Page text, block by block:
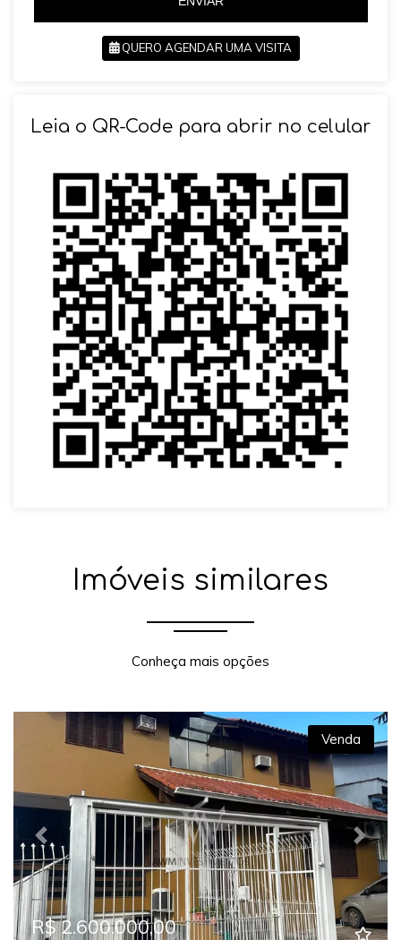
QUERO AGENDAR UMA VISITA
Leia o QR-Code para abrir no celular
Imóveis similares
Conheça mais opções
Previous Next
Venda
R$ 2.600.000,00